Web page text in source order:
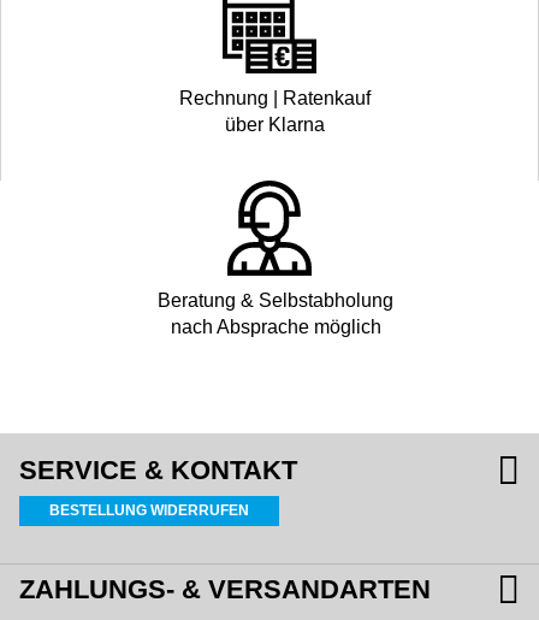
Rechnung | Ratenkauf
über Klarna
Beratung & Selbstabholung
nach Absprache möglich
SERVICE & KONTAKT
BESTELLUNG WIDERRUFEN
ZAHLUNGS- & VERSANDARTEN